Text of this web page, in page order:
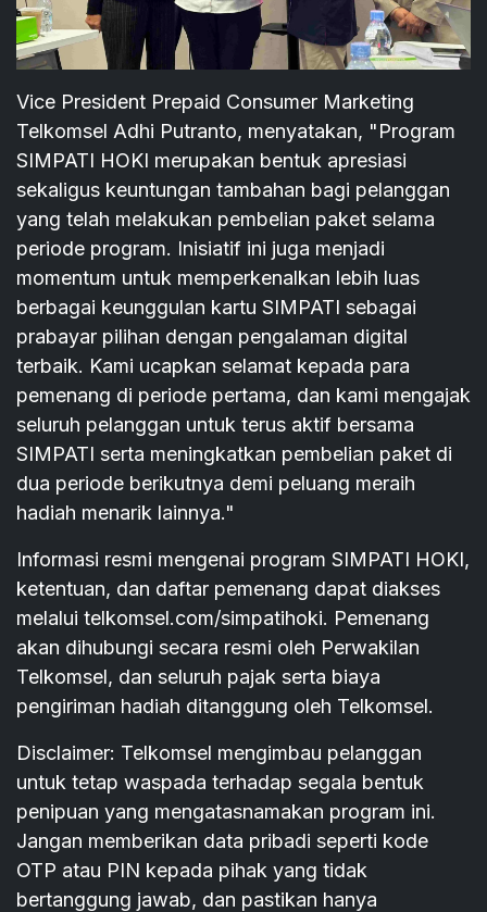
Vice President Prepaid Consumer Marketing
Telkomsel Adhi Putranto, menyatakan, "Program
SIMPATI HOKI merupakan bentuk apresiasi
sekaligus keuntungan tambahan bagi pelanggan
yang telah melakukan pembelian paket selama
periode program. Inisiatif ini juga menjadi
momentum untuk memperkenalkan lebih luas
berbagai keunggulan kartu SIMPATI sebagai
prabayar pilihan dengan pengalaman digital
terbaik. Kami ucapkan selamat kepada para
pemenang di periode pertama, dan kami mengajak
seluruh pelanggan untuk terus aktif bersama
SIMPATI serta meningkatkan pembelian paket di
dua periode berikutnya demi peluang meraih
hadiah menarik lainnya."
Informasi resmi mengenai program SIMPATI HOKI,
ketentuan, dan daftar pemenang dapat diakses
melalui telkomsel.com/simpatihoki. Pemenang
akan dihubungi secara resmi oleh Perwakilan
Telkomsel, dan seluruh pajak serta biaya
pengiriman hadiah ditanggung oleh Telkomsel.
Disclaimer: Telkomsel mengimbau pelanggan
untuk tetap waspada terhadap segala bentuk
penipuan yang mengatasnamakan program ini.
Jangan memberikan data pribadi seperti kode
OTP atau PIN kepada pihak yang tidak
bertanggung jawab, dan pastikan hanya